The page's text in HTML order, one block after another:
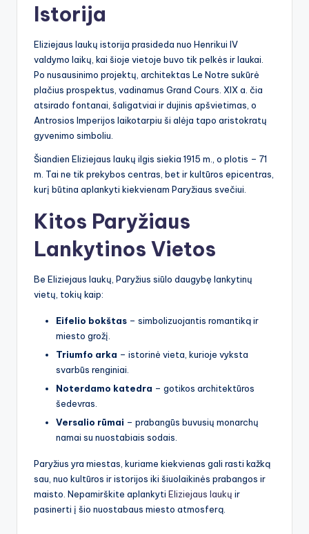
Istorija
Eliziejaus laukų istorija prasideda nuo Henrikui IV
valdymo laikų, kai šioje vietoje buvo tik pelkės ir laukai.
Po nusausinimo projektų, architektas Le Notre sukūrė
plačius prospektus, vadinamus Grand Cours. XIX a. čia
atsirado fontanai, šaligatviai ir dujinis apšvietimas, o
Antrosios Imperijos laikotarpiu ši alėja tapo aristokratų
gyvenimo simboliu.
Šiandien Eliziejaus laukų ilgis siekia 1915 m., o plotis – 71
m. Tai ne tik prekybos centras, bet ir kultūros epicentras,
kurį būtina aplankyti kiekvienam Paryžiaus svečiui.
Kitos Paryžiaus
Lankytinos Vietos
Be Eliziejaus laukų, Paryžius siūlo daugybę lankytinų
vietų, tokių kaip:
Eifelio bokštas – simbolizuojantis romantiką ir
miesto grožį.
Triumfo arka – istorinė vieta, kurioje vyksta
svarbūs renginiai.
Noterdamo katedra – gotikos architektūros
šedevras.
Versalio rūmai – prabangūs buvusių monarchų
namai su nuostabiais sodais.
Paryžius yra miestas, kuriame kiekvienas gali rasti kažką
sau, nuo kultūros ir istorijos iki šiuolaikinės prabangos ir
maisto. Nepamirškite aplankyti Eliziejaus laukų ir
pasinerti į šio nuostabaus miesto atmosferą.